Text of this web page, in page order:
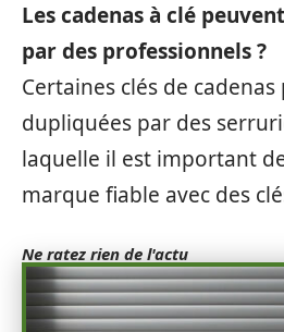
Les cadenas à clé
par des professionnels ?
Certaines clés de
dupliquées par des
laquelle il est important
marque fiable avec des
Ne ratez rien de l'actu